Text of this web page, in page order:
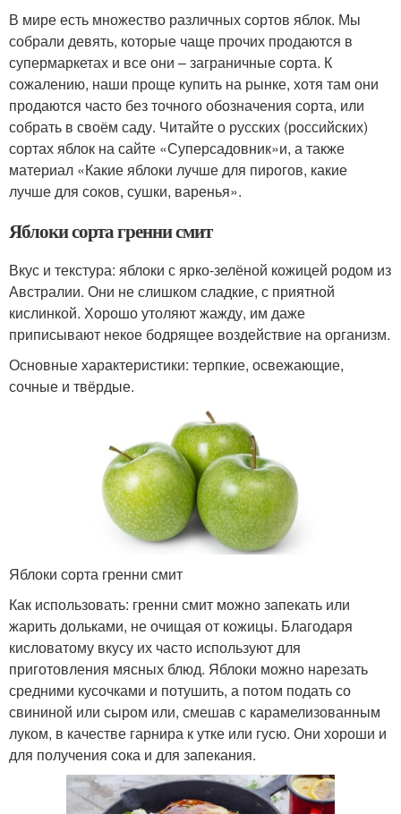
В мире есть множество различных сортов яблок. Мы
собрали девять, которые чаще прочих продаются в
супермаркетах и все они – заграничные сорта. К
сожалению, наши проще купить на рынке, хотя там они
продаются часто без точного обозначения сорта, или
собрать в своём саду. Читайте о русских (российских)
сортах яблок на сайте «Суперсадовник»и, а также
материал «Какие яблоки лучше для пирогов, какие
лучше для соков, сушки, варенья».
Яблоки сорта гренни смит
Вкус и текстура: яблоки с ярко-зелёной кожицей родом из
Австралии. Они не слишком сладкие, с приятной
кислинкой. Хорошо утоляют жажду, им даже
приписывают некое бодрящее воздействие на организм.
Основные характеристики: терпкие, освежающие,
сочные и твёрдые.
Яблоки сорта гренни смит
Как использовать: гренни смит можно запекать или
жарить дольками, не очищая от кожицы. Благодаря
кисловатому вкусу их часто используют для
приготовления мясных блюд. Яблоки можно нарезать
средними кусочками и потушить, а потом подать со
свининой или сыром или, смешав с карамелизованным
луком, в качестве гарнира к утке или гусю. Они хороши и
для получения сока и для запекания.